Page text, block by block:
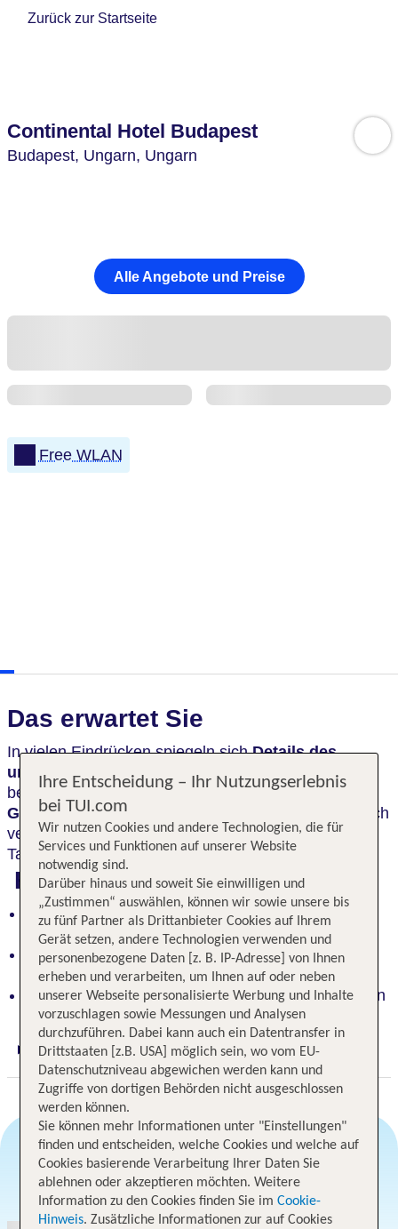
Zurück zur Startseite
Continental Hotel Budapest
Budapest, Ungarn, Ungarn
Alle Angebote und Preise
Free WLAN
Das erwartet Sie
In vielen Eindrücken spiegeln sichDetails des
ursrpünglichen Hungaria-Bades
wieder. Die
beeindruckende Lobby interpretiert gekonnt das
Glasdach des ehemaligen Schwimmbads
, die reich
verzierte hölzerne Drehtür entführt in vergangene
Tage.
Highlights
Modernes Jugendstil-Hotel in der Nähe der
wichtigsten Sehenswürdigekeiten
Einzigartiges Ambiente mit Reminiszenzen an
Vergangenheit
Beeindruckende Lobby mit Glasdach-Interpretation
Digitaler und telefonischer 24/7 TUI Service
Angebotsauswahl
Ihre Entscheidung – Ihr Nutzungserlebnis
bei TUI.com
Wir nutzen Cookies und andere Technologien, die für
Services und Funktionen auf unserer Website
notwendig sind.
Darüber hinaus und soweit Sie einwilligen und
„Zustimmen“ auswählen, können wir sowie unsere bis
zu fünf Partner als Drittanbieter Cookies auf Ihrem
Gerät setzen, andere Technologien verwenden und
personenbezogene Daten [z. B. IP-Adresse] von Ihnen
erheben und verarbeiten, um Ihnen auf oder neben
unserer Webseite personalisierte Werbung und Inhalte
vorzuschlagen sowie Messungen und Analysen
durchzuführen. Dabei kann auch ein Datentransfer in
Drittstaaten [z.B. USA] möglich sein, wo vom EU-
Datenschutzniveau abgewichen werden kann und
Zugriffe von dortigen Behörden nicht ausgeschlossen
werden können.
Sie können mehr Informationen unter "Einstellungen"
finden und entscheiden, welche Cookies und welche auf
Cookies basierende Verarbeitung Ihrer Daten Sie
ablehnen oder akzeptieren möchten. Weitere
Information zu den Cookies finden Sie im Cookie-
Hinweis. Zusätzliche Informationen zur auf Cookies